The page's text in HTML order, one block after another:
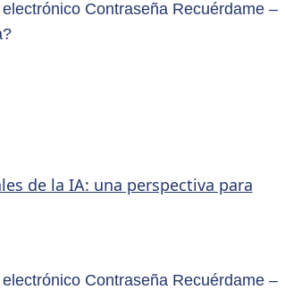
Contraseña Recuérdame –
de la IA: una perspectiva para
Contraseña Recuérdame –